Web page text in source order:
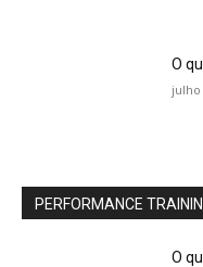
O
julho
PERFORMANCE
O